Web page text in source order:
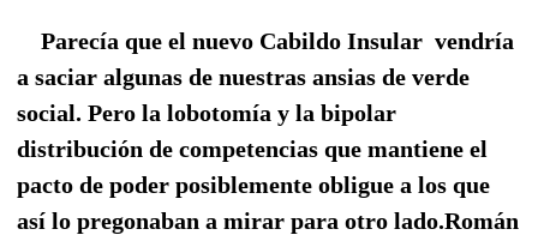
Parecía que el nuevo Cabildo Insular vendría
a saciar algunas de nuestras ansias de verde
social. Pero la lobotomía y la bipolar
distribución de competencias que mantiene el
pacto de poder posiblemente obligue a los que
así lo pregonaban a mirar para otro lado.Román